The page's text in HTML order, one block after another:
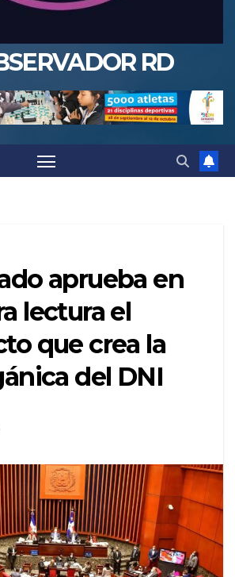
RD
aprueba en
lectura el
que crea la
del DNI